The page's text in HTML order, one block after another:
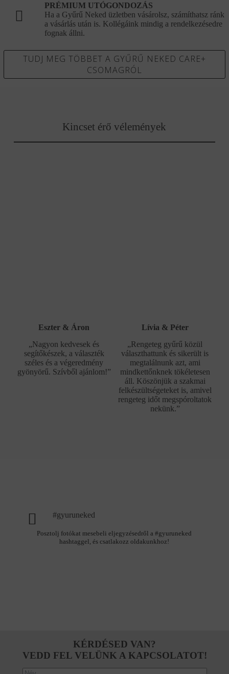
PRÉMIUM UTÓGONDOZÁS
Ha a Gyűrű Neked üzletben vásárolsz, számíthatsz ránk
a vásárlás után is. Kollégáink mindig a rendelkezésedre
fognak állni.
TUDJ MEG TÖBBET A GYŰRŰ NEKED CARE+
CSOMAGRÓL
Kincset érő vélemények
Eszter & Áron
„Nagyon kedvesek és
segítőkészek, a választék
széles és a végeredmény
gyönyörű. Szívből ajánlom!”
Lívia & Péter
„Rengeteg gyűrű közül
választhattunk és sikerült is
megtalálnunk azt, ami
mindkettőnknek tökéletesen
áll. Köszönjük a szakmai
felkészültségeteket is, amivel
rengeteg időt megspóroltatok
nekünk.”
#gyuruneked
Posztolj fotókat mesebeli eljegyzésedről a #gyuruneked
hashtaggel, és csatlakozz oldakunkhoz!
KÉRDÉSED VAN?
VEDD FEL VELÜNK A KAPCSOLATOT!